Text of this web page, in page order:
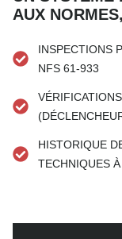
AUX
INSPECTIONS
NFS 61-933
HISTORIQUE
TECHNIQUES